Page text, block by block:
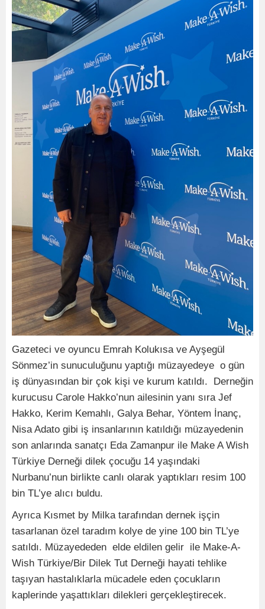
Gazeteci ve oyuncu Emrah Kolukısa ve Ayşegül
Sönmez’in sunuculuğunu yaptığı müzayedeye o gün
iş dünyasından bir çok kişi ve kurum katıldı. Derneğin
kurucusu Carole Hakko’nun ailesinin yanı sıra Jef
Hakko, Kerim Kemahlı, Galya Behar, Yöntem İnanç,
Nisa Adato gibi iş insanlarının katıldığı müzayedenin
son anlarında sanatçı Eda Zamanpur ile Make A Wish
Türkiye Derneği dilek çocuğu 14 yaşındaki
Nurbanu’nun birlikte canlı olarak yaptıkları resim 100
bin TL’ye alıcı buldu.
Ayrıca Kısmet by Milka tarafından dernek işçin
tasarlanan özel taradım kolye de yine 100 bin TL’ye
satıldı. Müzayededen elde eldilen gelir ile Make-A-
Wish Türkiye/Bir Dilek Tut Derneği hayati tehlike
taşıyan hastalıklarla mücadele eden çocukların
kaplerinde yaşattıkları dilekleri gerçekleştirecek.